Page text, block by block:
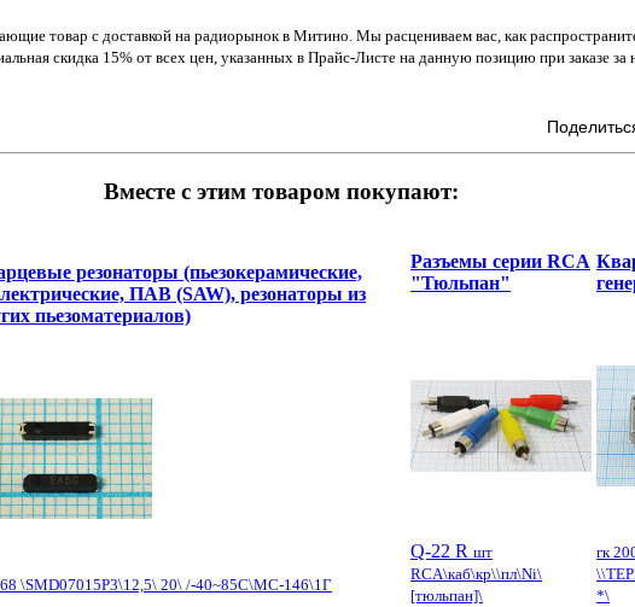
товар с доставкой на радиорынок в Митино. Мы расцениваем вас, как
скидка 15% от всех цен, указанных в Прайс-Листе на данную позицию при заказе за
Вместе с этим товаром покупают:
резонаторы (пьезокерамические,
ПАВ (SAW), резонаторы из
пьезоматериалов)
\SMD07015P3\12,5\ 20\ /-40~85C\MC-146\1Г
Разъемы серии RCA
"Тюльпан"
Q-22 R шт
RCA\каб\кр\\пл\Ni\
[тюльпан]\
гк
*\